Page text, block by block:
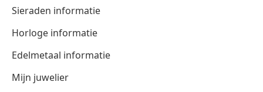
Sieraden informatie
Horloge informatie
Edelmetaal informatie
Mijn juwelier